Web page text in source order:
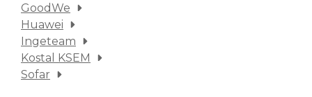
GoodWe
Huawei
Ingeteam
Kostal KSEM
Sofar